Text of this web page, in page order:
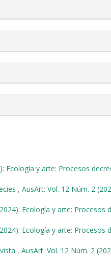
Ecología y arte: Procesos
, AusArt: Vol. 12 Núm. 2
Ecología y arte: Procesos
Ecología y arte: Procesos
, AusArt: Vol. 12 Núm. 2